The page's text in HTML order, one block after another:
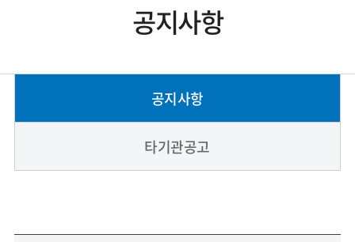
공지사항
공지사항
타기관공고